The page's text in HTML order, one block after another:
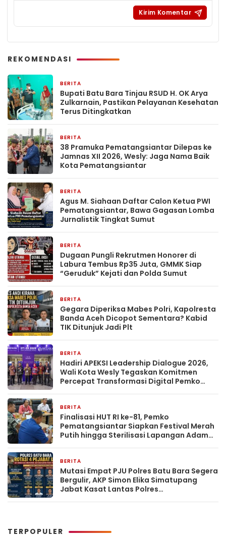
REKOMENDASI
BERITA
Bupati Batu Bara Tinjau RSUD H. OK Arya
Zulkarnain, Pastikan Pelayanan Kesehatan
Terus Ditingkatkan
BERITA
38 Pramuka Pematangsiantar Dilepas ke
Jamnas XII 2026, Wesly: Jaga Nama Baik
Kota Pematangsiantar
BERITA
Agus M. Siahaan Daftar Calon Ketua PWI
Pematangsiantar, Bawa Gagasan Lomba
Jurnalistik Tingkat Sumut
BERITA
Dugaan Pungli Rekrutmen Honorer di
Labura Tembus Rp35 Juta, GMMK Siap
“Geruduk” Kejati dan Polda Sumut
BERITA
Gegara Diperiksa Mabes Polri, Kapolresta
Banda Aceh Dicopot Sementara? Kabid
TIK Ditunjuk Jadi Plt
BERITA
Hadiri APEKSI Leadership Dialogue 2026,
Wali Kota Wesly Tegaskan Komitmen
Percepat Transformasi Digital Pemko
BERITA
Finalisasi HUT RI ke-81, Pemko
Pematangsiantar Siapkan Festival Merah
Putih hingga Sterilisasi Lapangan Adam
BERITA
Mutasi Empat PJU Polres Batu Bara Segera
Bergulir, AKP Simon Elika Simatupang
Jabat Kasat Lantas Polres
TERPOPULER